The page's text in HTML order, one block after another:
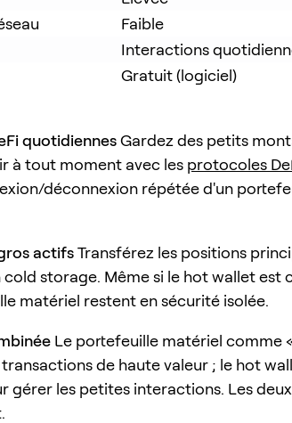
Faible
Interactions
Gratuit (logiciel)
quotidiennesGardez des petits
à tout moment avec les protocoles
déconnexion répétée d'un
actifsTransférez les positions
storage. Même si le hot wallet est
matériel restent en sécurité isolée.
Le portefeuille matériel comme
de haute valeur ; le hot
les petites interactions. Les